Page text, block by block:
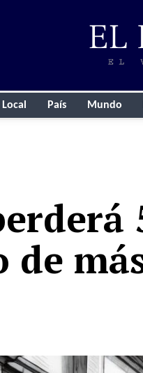
Local País Mundo